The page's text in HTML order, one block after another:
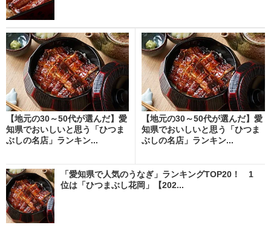
【地元の30～50代が選んだ】愛
知県でおいしいと思う「ひつま
ぶしの名店」ランキン...
【地元の30～50代が選んだ】愛
知県でおいしいと思う「ひつま
ぶしの名店」ランキン...
「愛知県で人気のうなぎ」ランキングTOP20！ 1
位は「ひつまぶし花岡」【202...